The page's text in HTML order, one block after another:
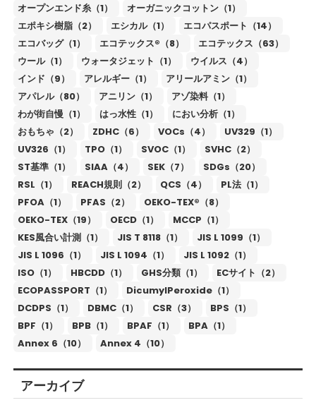
オープンエンド糸（1）
オーガニックコットン（1）
エポキシ樹脂（2）
エシカル（1）
エコパスポート（14）
エコバッグ（1）
エコテックス®（8）
エコテックス（63）
ウール（1）
ウォータジェット（1）
ウイルス（4）
インド（9）
アレルギー（1）
アリールアミン（1）
アパレル（80）
アニリン（1）
アゾ染料（1）
わが街自慢（1）
はっ水性（1）
におい分析（1）
おもちゃ（2）
ZDHC（6） VOCs（4）
UV329（1）
UV326（1）
TPO（1） SVOC（1）
SVHC（2）
ST基準（1）
SIAA（4） SEK（7）
SDGs（20）
RSL（1）
REACH規則（2） QCS（4）
PL法（1）
PFOA（1）
PFAS（2）
OEKO-TEX®（8）
OEKO-TEX（19）
OECD（1）
MCCP（1）
KES風合い計測（1）
JIS T 8118（1）
JIS L 1099（1）
JIS L 1096（1）
JIS L 1094（1）
JIS L 1092（1）
ISO（1）
HBCDD（1） GHS分類（1）
ECサイト（2）
ECOPASSPORT（1）
DicumylPeroxide（1）
DCDPS（1）
DBMC（1） CSR（3）
BPS（1）
BPF（1）
BPB（1） BPAF（1）
BPA（1）
Annex 6（10）
Annex 4（10）
アーカイブ